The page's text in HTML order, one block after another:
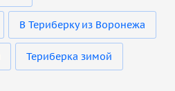
В Териберку из Воронежа
Териберка зимой